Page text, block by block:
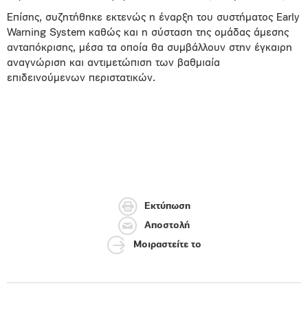
Επίσης, συζητήθηκε εκτενώς η έναρξη του συστήματος Early
Warning System καθώς και η σύσταση της ομάδας άμεσης
ανταπόκρισης, μέσα τα οποία θα συμβάλλουν στην έγκαιρη
αναγνώριση και αντιμετώπιση των βαθμιαία
επιδεινούμενων περιστατικών.
Εκτύπωση
Αποστολή
Μοιραστείτε το